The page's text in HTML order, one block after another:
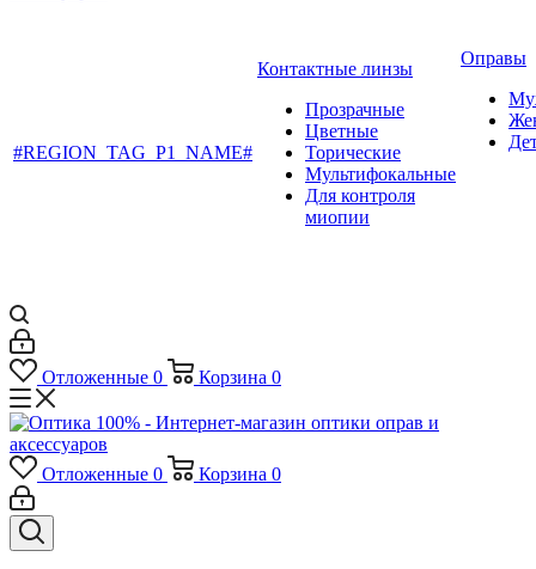
#REGION_TAG_P1_NAME#
Контактные линзы
Прозрачные
Цветные
Торические
Мультифокальные
Для контроля
миопии
Оправы
Отложенные 0 Корзина 0
Отложенные 0 Корзина 0